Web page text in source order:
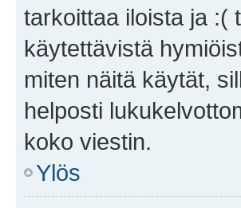
tarkoittaa iloista ja :(
käytettävistä
miten näitä käytät,
helposti
koko viestin.
Ylös